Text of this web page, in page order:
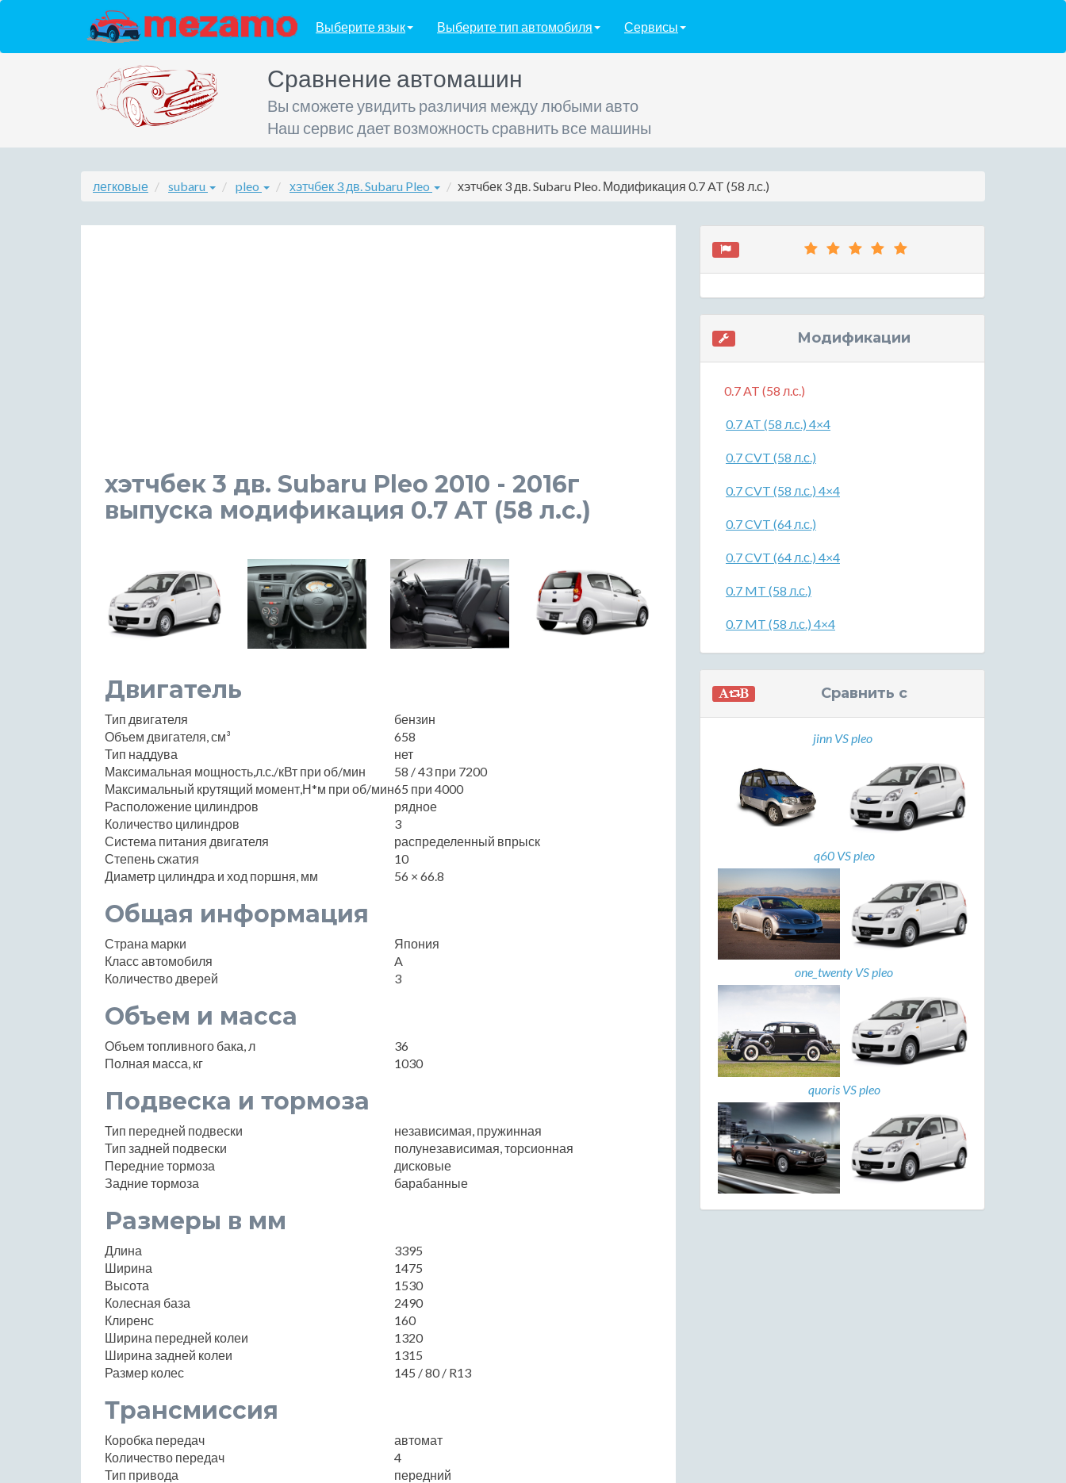
Выберите язык Выберите тип автомобиля Сервисы
Сравнение автомашин
Вы сможете увидить различия между любыми авто
Наш сервис дает возможность сравнить все машины
легковые subaru pleo хэтчбек 3 дв. Subaru Pleo хэтчбек 3 дв. Subaru Pleo. Модификация 0.7 AT (58 л.с.)
хэтчбек 3 дв. Subaru Pleo 2010 - 2016г
выпуска модификация 0.7 AT (58 л.с.)
Двигатель
Тип двигателя
бензин
Объем двигателя, см³
658
Тип наддува
нет
Максимальная мощность,л.с./кВт при об/мин
58 / 43 при 7200
Максимальный крутящий момент,Н*м при об/мин65 при 4000
Расположение цилиндров
рядное
Количество цилиндров
3
Система питания двигателя
распределенный впрыск
Степень сжатия
10
Диаметр цилиндра и ход поршня, мм
56 × 66.8
Общая информация
Страна марки
Япония
Класс автомобиля
A
Количество дверей
3
Объем и масса
Объем топливного бака, л
36
Полная масса, кг
1030
Подвеска и тормоза
Тип передней подвески
независимая, пружинная
Тип задней подвески
полунезависимая, торсионная
Передние тормоза
дисковые
Задние тормоза
барабанные
Размеры в мм
Длина
3395
Ширина
1475
Высота
1530
Колесная база
2490
Клиренс
160
Ширина передней колеи
1320
Ширина задней колеи
1315
Размер колес
145 / 80 / R13
Трансмиссия
Коробка передач
автомат
Количество передач
4
Тип привода
передний
Модификации
0.7 AT (58 л.с.)
0.7 AT (58 л.с.) 4×4
0.7 CVT (58 л.с.)
0.7 CVT (58 л.с.) 4×4
0.7 CVT (64 л.с.)
0.7 CVT (64 л.с.) 4×4
0.7 MT (58 л.с.)
0.7 MT (58 л.с.) 4×4
Сравнить с
jinn VS pleo
q60 VS pleo
one_twenty VS pleo
quoris VS pleo